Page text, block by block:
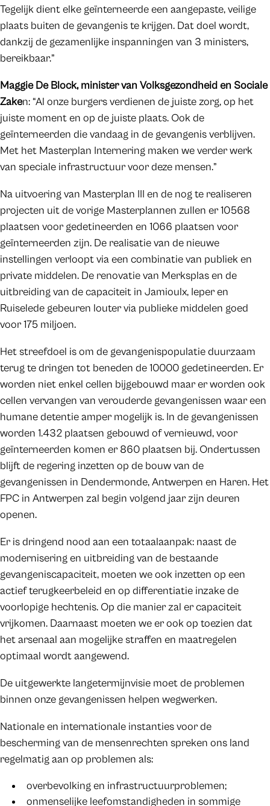
Tegelijk dient elke geïnterneerde een aangepaste, veilige
plaats buiten de gevangenis te krijgen. Dat doel wordt,
dankzij de gezamenlijke inspanningen van 3 ministers,
bereikbaar.”
Maggie De Block, minister van Volksgezondheid en Sociale
Zaken: “Al onze burgers verdienen de juiste zorg, op het
juiste moment en op de juiste plaats. Ook de
geïnterneerden die vandaag in de gevangenis verblijven.
Met het Masterplan Internering maken we verder werk
van speciale infrastructuur voor deze mensen.”
Na uitvoering van Masterplan III en de nog te realiseren
projecten uit de vorige Masterplannen zullen er 10568
plaatsen voor gedetineerden en 1066 plaatsen voor
geïnterneerden zijn. De realisatie van de nieuwe
instellingen verloopt via een combinatie van publiek en
private middelen. De renovatie van Merksplas en de
uitbreiding van de capaciteit in Jamioulx, Ieper en
Ruiselede gebeuren louter via publieke middelen goed
voor 175 miljoen.
Het streefdoel is om de gevangenispopulatie duurzaam
terug te dringen tot beneden de 10000 gedetineerden. Er
worden niet enkel cellen bijgebouwd maar er worden ook
cellen vervangen van verouderde gevangenissen waar een
humane detentie amper mogelijk is. In de gevangenissen
worden 1.432 plaatsen gebouwd of vernieuwd, voor
geïnterneerden komen er 860 plaatsen bij. Ondertussen
blijft de regering inzetten op de bouw van de
gevangenissen in Dendermonde, Antwerpen en Haren. Het
FPC in Antwerpen zal begin volgend jaar zijn deuren
openen.
Er is dringend nood aan een totaalaanpak: naast de
modernisering en uitbreiding van de bestaande
gevangeniscapaciteit, moeten we ook inzetten op een
actief terugkeerbeleid en op differentiatie inzake de
voorlopige hechtenis. Op die manier zal er capaciteit
vrijkomen. Daarnaast moeten we er ook op toezien dat
het arsenaal aan mogelijke straffen en maatregelen
optimaal wordt aangewend.
De uitgewerkte langetermijnvisie moet de problemen
binnen onze gevangenissen helpen wegwerken.
Nationale en internationale instanties voor de
bescherming van de mensenrechten spreken ons land
regelmatig aan op problemen als:
overbevolking en infrastructuurproblemen;
onmenselijke leefomstandigheden in sommige